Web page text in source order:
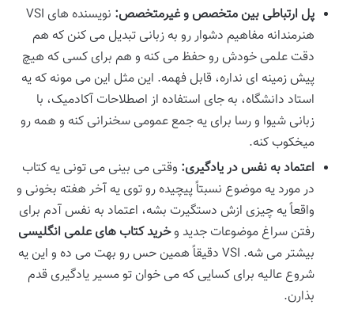
پل ارتباطی بین متخصص و غیرمتخصص:
نویسنده های VSI
هنرمندانه مفاهیم دشوار رو به زبانی تبدیل می کنن که هم
دقت علمی خودش رو حفظ می کنه و هم برای کسی که هیچ
پیش زمینه ای نداره، قابل فهمه. این مثل این می مونه که یه
استاد دانشگاه، به جای استفاده از اصطلاحات آکادمیک، با
زبانی شیوا و رسا برای یه جمع عمومی سخنرانی کنه و همه رو
میخکوب کنه.
اعتماد به نفس در یادگیری: وقتی می بینی می تونی یه کتاب
در مورد یه موضوع نسبتاً پیچیده رو توی یه آخر هفته بخونی و
واقعاً یه چیزی ازش دستگیرت بشه، اعتماد به نفس آدم برای
رفتن سراغ موضوعات جدید وخرید کتاب های علمی انگلیسی
بیشتر می شه. VSI دقیقاً همین حس رو بهت می ده و این یه
شروع عالیه برای کسایی که می خوان تو مسیر یادگیری قدم
بذارن.